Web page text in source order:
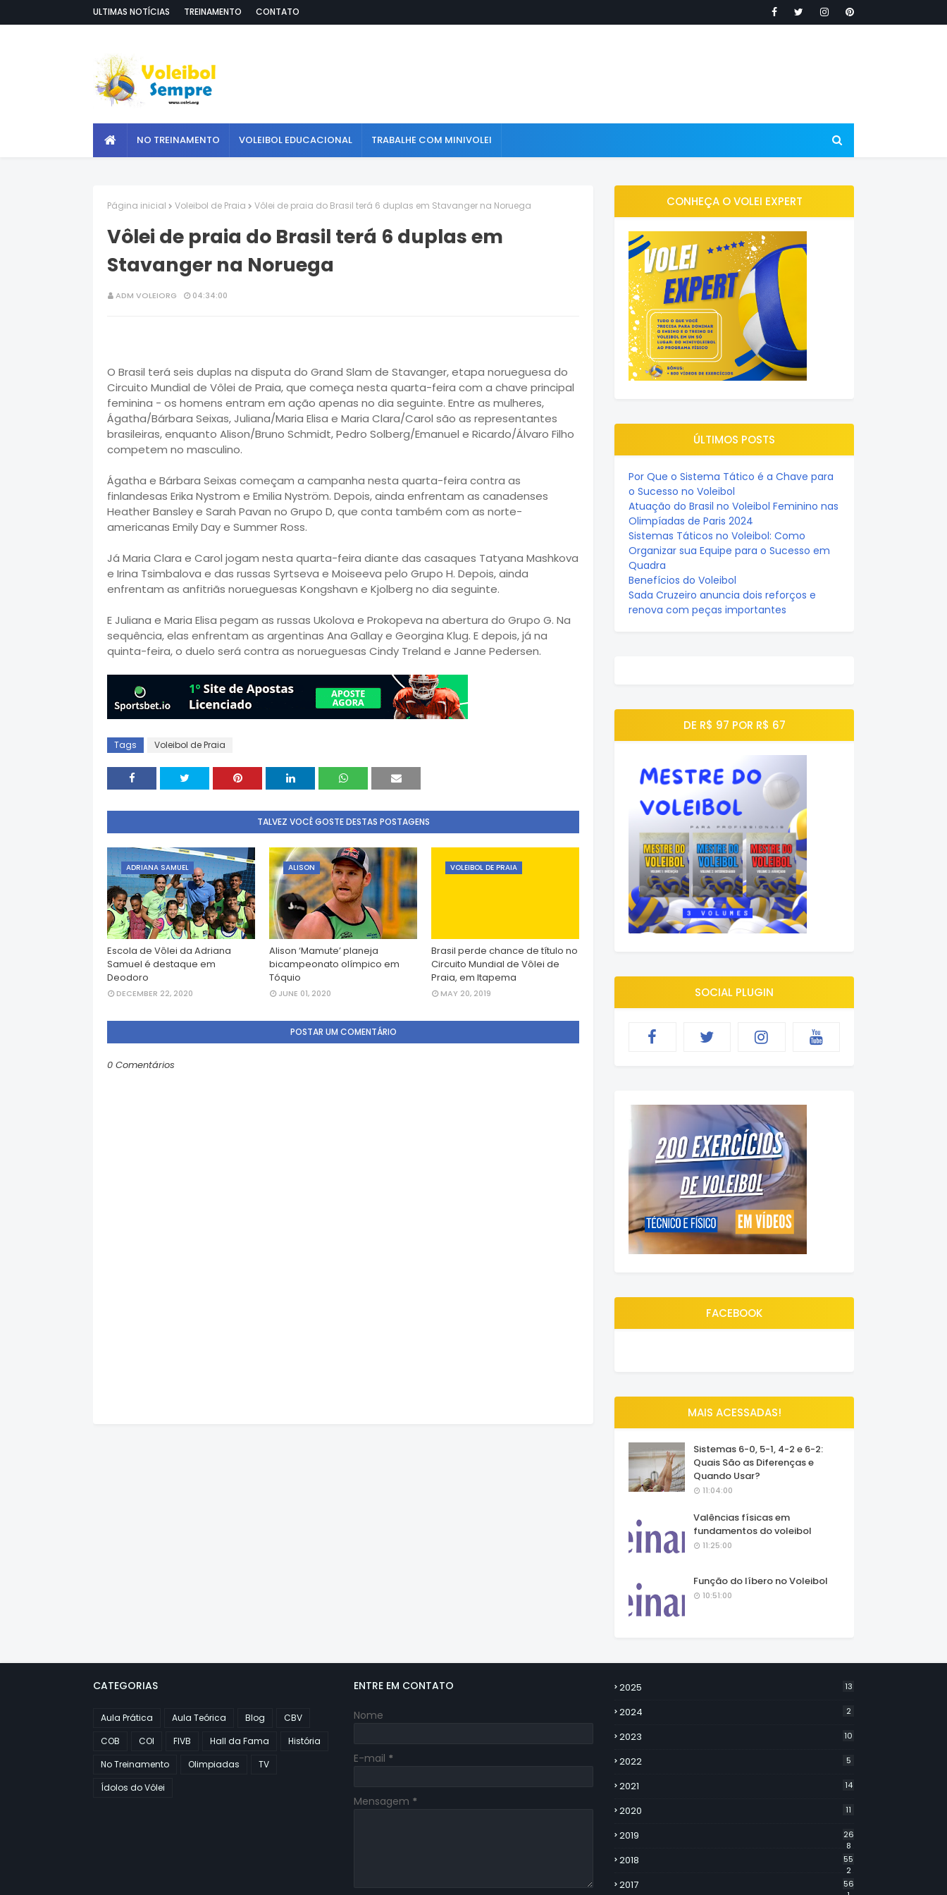
ULTIMAS NOTÍCIAS TREINAMENTO CONTATO
NO TREINAMENTO VOLEIBOL EDUCACIONAL TRABALHE COM MINIVOLEI
Página inicial Voleibol de Praia Vôlei de praia do Brasil terá 6 duplas em Stavanger na Noruega
Vôlei de praia do Brasil terá 6 duplas em
Stavanger na Noruega
ADM VOLEIORG 04:34:00
O Brasil terá seis duplas na disputa do Grand Slam de Stavanger, etapa norueguesa do
Circuito Mundial de Vôlei de Praia, que começa nesta quarta-feira com a chave principal
feminina - os homens entram em ação apenas no dia seguinte. Entre as mulheres,
Ágatha/Bárbara Seixas, Juliana/Maria Elisa e Maria Clara/Carol são as representantes
brasileiras, enquanto Alison/Bruno Schmidt, Pedro Solberg/Emanuel e Ricardo/Álvaro Filho
competem no masculino.
Ágatha e Bárbara Seixas começam a campanha nesta quarta-feira contra as
finlandesas Erika Nystrom e Emilia Nyström. Depois, ainda enfrentam as canadenses
Heather Bansley e Sarah Pavan no Grupo D, que conta também com as norte-
americanas Emily Day e Summer Ross.
Já Maria Clara e Carol jogam nesta quarta-feira diante das casaques Tatyana Mashkova
e Irina Tsimbalova e das russas Syrtseva e Moiseeva pelo Grupo H. Depois, ainda
enfrentam as anfitriãs norueguesas Kongshavn e Kjolberg no dia seguinte.
E Juliana e Maria Elisa pegam as russas Ukolova e Prokopeva na abertura do Grupo G. Na
sequência, elas enfrentam as argentinas Ana Gallay e Georgina Klug. E depois, já na
quinta-feira, o duelo será contra as norueguesas Cindy Treland e Janne Pedersen.
Tags Voleibol de Praia
TALVEZ VOCÊ GOSTE DESTAS POSTAGENS
ADRIANA SAMUEL
Escola de Vôlei da Adriana
Samuel é destaque em
Deodoro
DECEMBER 22, 2020
ALISON
Alison ‘Mamute’ planeja
bicampeonato olímpico em
Tóquio
JUNE 01, 2020
VOLEIBOL DE PRAIA
Brasil perde chance de título no
Circuito Mundial de Vôlei de
Praia, em Itapema
MAY 20, 2019
POSTAR UM COMENTÁRIO
0 Comentários
CONHEÇA O VOLEI EXPERT
ÚLTIMOS POSTS
Por Que o Sistema Tático é a Chave para
o Sucesso no Voleibol
Atuação do Brasil no Voleibol Feminino nas
Olimpíadas de Paris 2024
Sistemas Táticos no Voleibol: Como
Organizar sua Equipe para o Sucesso em
Quadra
Benefícios do Voleibol
Sada Cruzeiro anuncia dois reforços e
renova com peças importantes
DE R$ 97 POR R$ 67
SOCIAL PLUGIN
FACEBOOK
MAIS ACESSADAS!
Sistemas 6-0, 5-1, 4-2 e 6-2:
Quais São as Diferenças e
Quando Usar?
11:04:00
Valências físicas em
fundamentos do voleibol
11:25:00
Função do líbero no Voleibol
10:51:00
CATEGORIAS
Aula Prática Aula Teórica Blog
CBV
COB
COI FIVB Hall da Fama
História
No Treinamento
Olimpiadas
TV
Ídolos do Vôlei
ENTRE EM CONTATO
Nome
E-mail *
Mensagem *
2025 13
2024 2
2023 10
2022 5
2021 14
2020 11
2019
26
8
2018
55
2
2017
56